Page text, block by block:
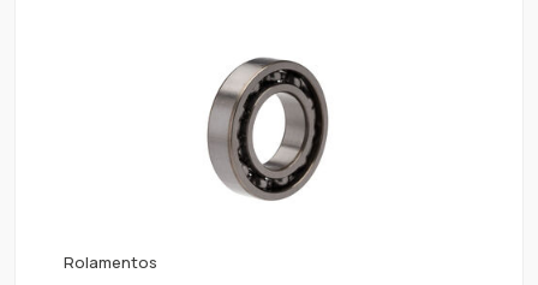
Rolamentos